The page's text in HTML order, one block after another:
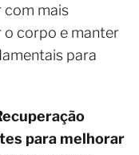
com mais
o corpo e manter
para
para melhorar